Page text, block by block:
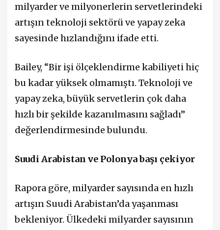
milyarder ve milyonerlerin servetlerindeki
artışın teknoloji sektörü ve yapay zeka
sayesinde hızlandığını ifade etti.
Bailey, “Bir işi ölçeklendirme kabiliyeti hiç
bu kadar yüksek olmamıştı. Teknoloji ve
yapay zeka, büyük servetlerin çok daha
hızlı bir şekilde kazanılmasını sağladı”
değerlendirmesinde bulundu.
Suudi Arabistan ve Polonya başı çekiyor
Rapora göre, milyarder sayısında en hızlı
artışın Suudi Arabistan’da yaşanması
bekleniyor. Ülkedeki milyarder sayısının